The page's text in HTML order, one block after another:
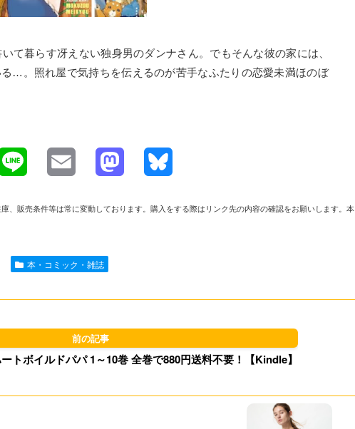
て暮らす冴えない独身男のダンナさん。でもそんな彼の家には、
…。照れ屋で気持ちを伝えるのが苦手なふたりの恋愛未満ほのぼ
l
d
o
n
k
y
、販売条件等は常に変動しております。購入をする際はリンク先の内容の確認をお願いします。本
本・コミック・雑誌
トボイルドパパ 1～10巻 全巻で880円送料不要！【Kindle】